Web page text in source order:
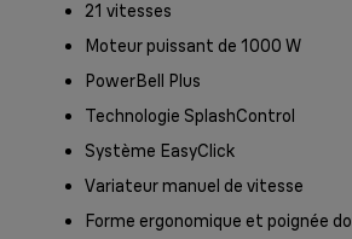
21 vitesses
Moteur puissant de 1000 W
PowerBell Plus
Technologie SplashControl
Système EasyClick
Variateur manuel de vitesse
Forme ergonomique et poignée